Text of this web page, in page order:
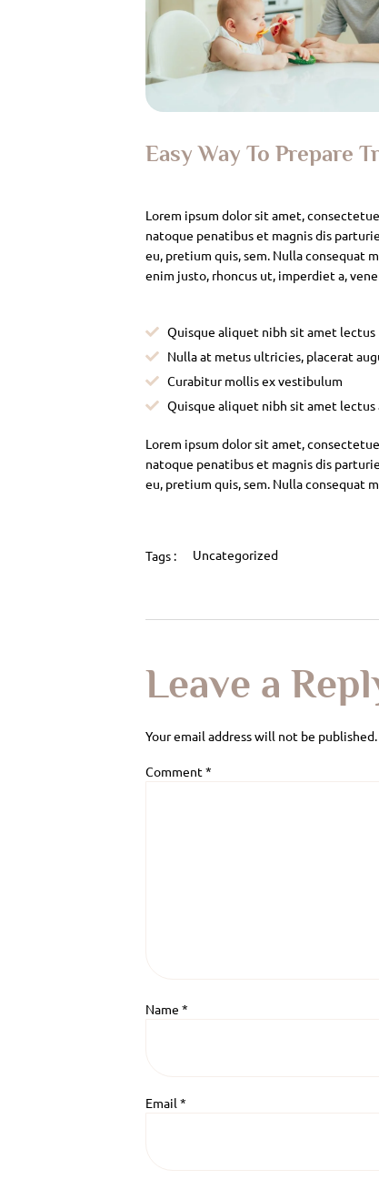
Easy Way To Prepare
Lorem ipsum dolor sit amet,
natoque penatibus et magnis dis
eu, pretium quis, sem. Nulla consequat
enim justo, rhoncus ut, imperdiet a,
Quisque aliquet nibh sit amet lectus
Nulla at metus ultricies, placerat
Curabitur mollis ex vestibulum
Quisque aliquet nibh sit amet lectus
Lorem ipsum dolor sit amet,
natoque penatibus et magnis dis
eu, pretium quis, sem. Nulla consequat
Tags : Uncategorized
Leave a
Your email address will not be published.
Comment*
Name *
Email *